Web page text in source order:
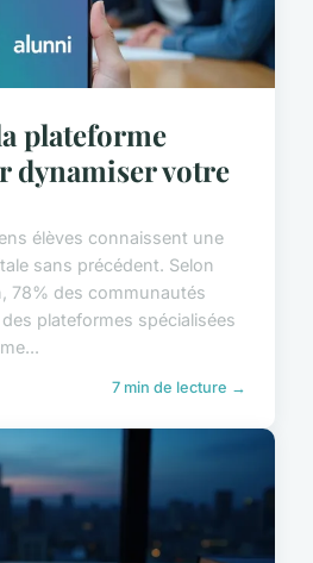
plateforme
dynamiser votre
élèves connaissent une
sans précédent. Selon
78% des communautés
plateformes spécialisées
7 min de lecture →